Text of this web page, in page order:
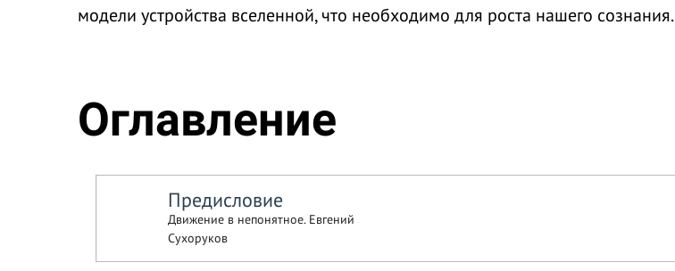
модели устройства вселенной, что необходимо для роста нашего сознания.
Оглавление
Предисловие
Движение в непонятное. Евгений
Сухоруков